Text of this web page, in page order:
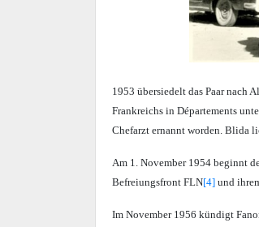
1953 übersiedelt das Paar nach
Frankreichs in Départements
Chefarzt ernannt worden. Blida
Am 1. November 1954 beginnt
Befreiungsfront FLN[4] und
Im November 1956 kündigt